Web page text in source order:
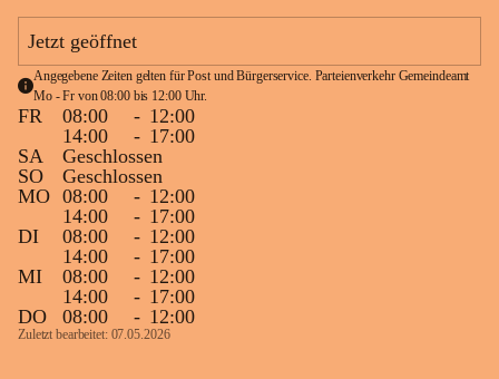
Jetzt geöffnet
Angegebene Zeiten gelten für Post und Bürgerservice. Parteienverkehr Gemeindeamt
Mo - Fr von 08:00 bis 12:00 Uhr.
FR 08:00 - 12:00
14:00
- 17:00
SA
Geschlossen
SO
Geschlossen
MO 08:00 - 12:00
14:00
- 17:00
DI
08:00 - 12:00
14:00
- 17:00
MI
08:00 - 12:00
14:00
- 17:00
DO
08:00 - 12:00
Zuletzt bearbeitet: 07.05.2026